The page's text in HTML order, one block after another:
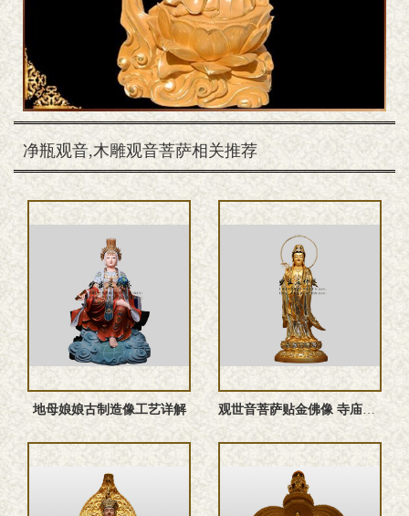
净瓶观音,木雕观音菩萨相关推荐
地母娘娘古制造像工艺详解 观世音菩萨贴金佛像 寺庙大型殿堂造像厂家可定做